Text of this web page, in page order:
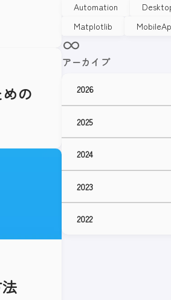
Automation
Matplotlib
アーカイブ
2026
2025
2024
2023
2022
の